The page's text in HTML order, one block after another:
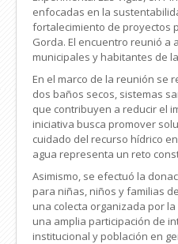
enfocadas en la
fortalecimiento de proyectos
Gorda. El encuentro reunió a
municipales y habitantes de
En el marco de la reunión se
dos baños secos, sistemas
que contribuyen a reducir el
iniciativa busca promover
cuidado del recurso hídrico
agua representa un reto
Asimismo, se efectuó la
para niñas, niños y familias
una colecta organizada por la
una amplia participación de
institucional y población en